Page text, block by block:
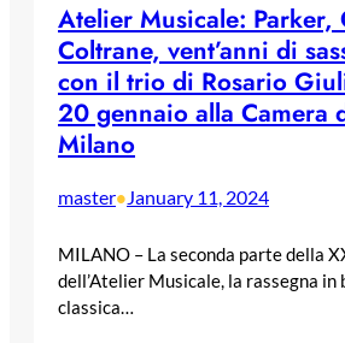
Atelier Musicale: Parker,
Coltrane, vent’anni di
con il trio di Rosario
20 gennaio alla Camera
Milano
master•January 11, 2024
MILANO – La seconda parte della
dell’Atelier Musicale, la rassegna in
classica…